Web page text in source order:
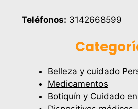
Teléfonos: 3142668599
Belleza y cuidado
Medicamentos
Botiquín y Cuidado